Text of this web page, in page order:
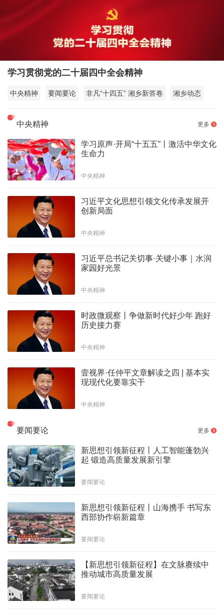
学习贯彻党的二十届四中全会精神
中央精神 要闻要论 非凡“十四五” 湘乡新答卷 湘乡动态
中央精神 更多
学习原声·开局“十五五”丨激活中华文化
生命力
中央精神
习近平文化思想引领文化传承发展开
创新局面
中央精神
习近平总书记关切事·关键小事｜水润
家园好光景
中央精神
时政微观察丨争做新时代好少年 跑好
历史接力赛
中央精神
壹视界·任仲平文章解读之四 | 基本实
现现代化要靠实干
中央精神
要闻要论 更多
新思想引领新征程丨人工智能蓬勃兴
起 锻造高质量发展新引擎
要闻要论
新思想引领新征程丨山海携手 书写东
西部协作崭新篇章
要闻要论
【新思想引领新征程】在文脉赓续中
推动城市高质量发展
要闻要论